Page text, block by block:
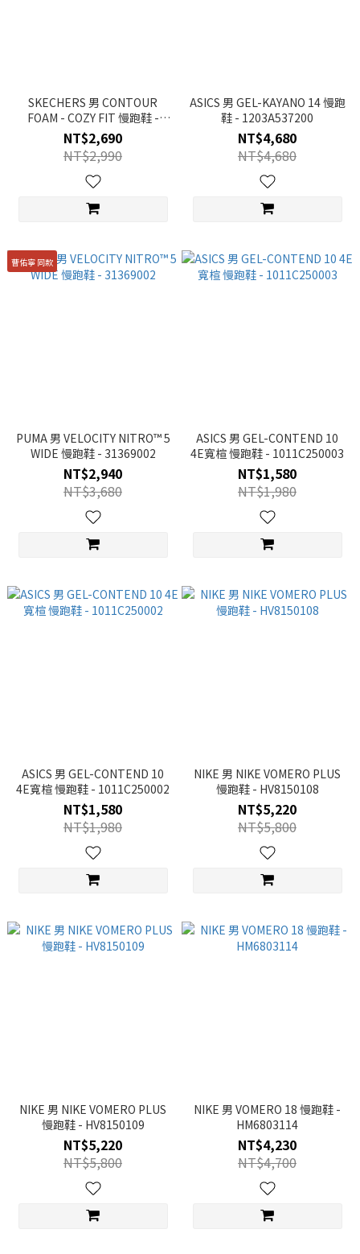
SKECHERS 男 CONTOUR
FOAM - COZY FIT 慢跑鞋 -
232642BKW
NT$2,690
NT$2,990
ASICS 男 GEL-KAYANO 14 慢跑
鞋 - 1203A537200
NT$4,680
NT$4,680
曹佑寧 同款
PUMA 男 VELOCITY NITRO™ 5
WIDE 慢跑鞋 - 31369002
NT$2,940
NT$3,680
ASICS 男 GEL-CONTEND 10
4E寬楦 慢跑鞋 - 1011C250003
NT$1,580
NT$1,980
ASICS 男 GEL-CONTEND 10
4E寬楦 慢跑鞋 - 1011C250002
NT$1,580
NT$1,980
NIKE 男 NIKE VOMERO PLUS
慢跑鞋 - HV8150108
NT$5,220
NT$5,800
NIKE 男 NIKE VOMERO PLUS
慢跑鞋 - HV8150109
NT$5,220
NT$5,800
NIKE 男 VOMERO 18 慢跑鞋 -
HM6803114
NT$4,230
NT$4,700